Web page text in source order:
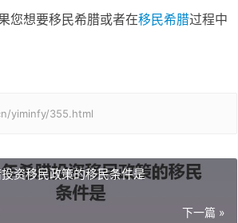
您想要移民希腊或者在移民希腊过程中
yiminfy/355.html
资移民政策的移民条件是
下一篇 »